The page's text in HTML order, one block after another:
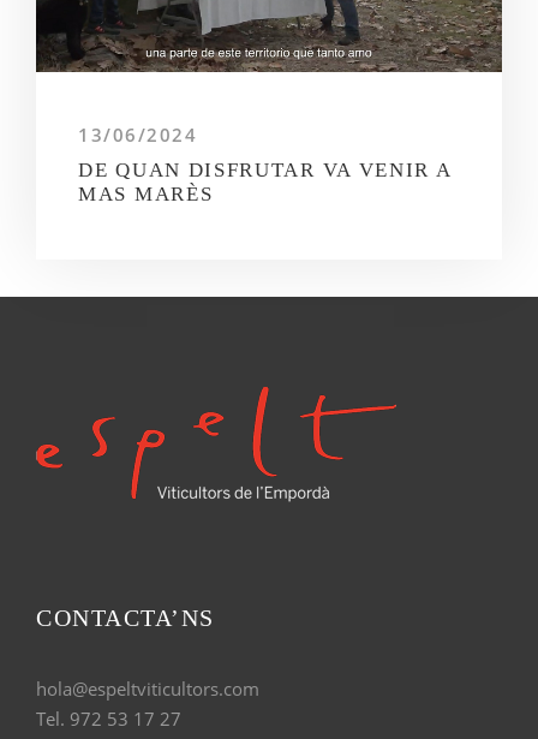
13/06/2024
DE QUAN DISFRUTAR VA VENIR A
MAS MARÈS
CONTACTA’NS
hola@espeltviticultors.com
Tel. 972 53 17 27